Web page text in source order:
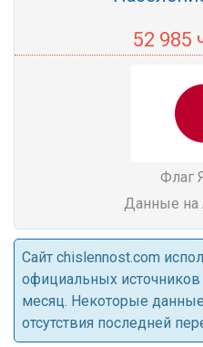
52 985
Флаг
Данные на
Cайт chislennost.com
официальных
месяц. Некоторые данные
отсутствия последней